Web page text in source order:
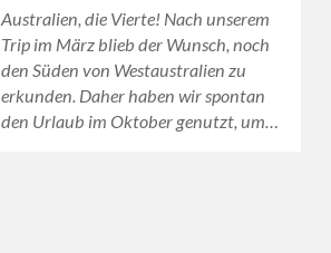
Australien, die Vierte! Nach unserem
Trip im März blieb der Wunsch, noch
den Süden von Westaustralien zu
erkunden. Daher haben wir spontan
den Urlaub im Oktober genutzt, um…